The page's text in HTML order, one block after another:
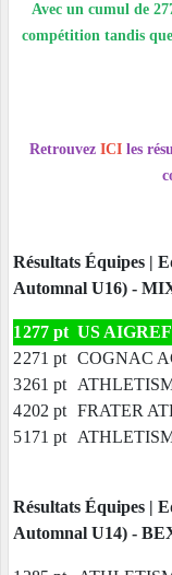
Avec un cumul de
compétition tandis
Retrouvez ICI les
Résultats Équipes |
Automnal U16) -
1277 pt US
2271 pt COGNAC
3261 pt
4202 pt FRATER
5171 pt
Résultats Équipes |
Automnal U14) -